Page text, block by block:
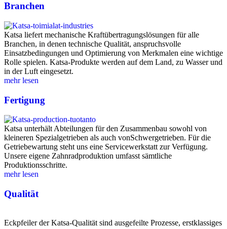
Branchen
Katsa liefert mechanische Kraftübertragungslösungen für alle
Branchen, in denen technische Qualität, anspruchsvolle
Einsatzbedingungen und Optimierung von Merkmalen eine wichtige
Rolle spielen. Katsa-Produkte werden auf dem Land, zu Wasser und
in der Luft eingesetzt.
mehr lesen
Fertigung
Katsa unterhält Abteilungen für den Zusammenbau sowohl von
kleineren Spezialgetrieben als auch vonSchwergetrieben. Für die
Getriebewartung steht uns eine Servicewerkstatt zur Verfügung.
Unsere eigene Zahnradproduktion umfasst sämtliche
Produktionsschritte.
mehr lesen
Qualität
Eckpfeiler der Katsa-Qualität sind ausgefeilte Prozesse, erstklassiges